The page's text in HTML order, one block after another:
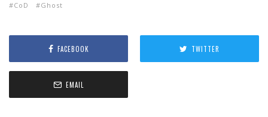
CoD Ghost
FACEBOOK TWITTER
EMAIL